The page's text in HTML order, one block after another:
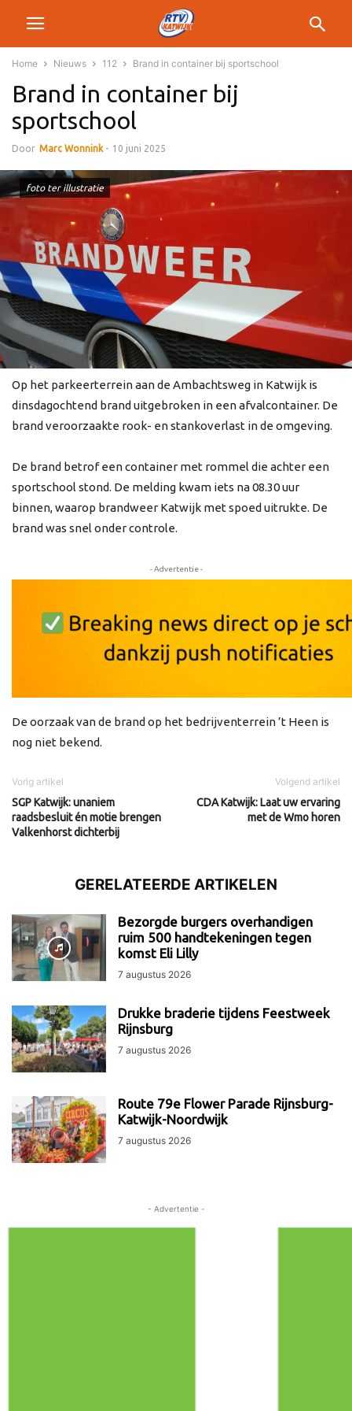
Home Nieuws 112 Brand in container bij sportschool
Brand in container bij
sportschool
Door Marc Wonnink - 10 juni 2025
foto ter illustratie
Op het parkeerterrein aan de Ambachtsweg in Katwijk is
dinsdagochtend brand uitgebroken in een afvalcontainer. De
brand veroorzaakte rook- en stankoverlast in de omgeving.
De brand betrof een container met rommel die achter een
sportschool stond. De melding kwam iets na 08.30 uur
binnen, waarop brandweer Katwijk met spoed uitrukte. De
brand was snel onder controle.
- Advertentie -
De oorzaak van de brand op het bedrijventerrein ’t Heen is
nog niet bekend.
Vorig artikel
SGP Katwijk: unaniem
raadsbesluit én motie brengen
Valkenhorst dichterbij
Volgend artikel
CDA Katwijk: Laat uw ervaring
met de Wmo horen
GERELATEERDE ARTIKELEN
Bezorgde burgers overhandigen
ruim 500 handtekeningen tegen
komst Eli Lilly
7 augustus 2026
Drukke braderie tijdens Feestweek
Rijnsburg
7 augustus 2026
Route 79e Flower Parade Rijnsburg-
Katwijk-Noordwijk
7 augustus 2026
- Advertentie -